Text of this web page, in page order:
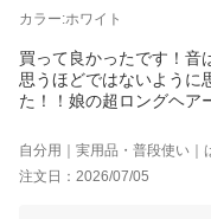
カラー:ホワイト
買って良かったです！音
思うほどではないように
た！！娘の超ロングヘア
自分用｜実用品・普段使い｜
注文日：2026/07/05